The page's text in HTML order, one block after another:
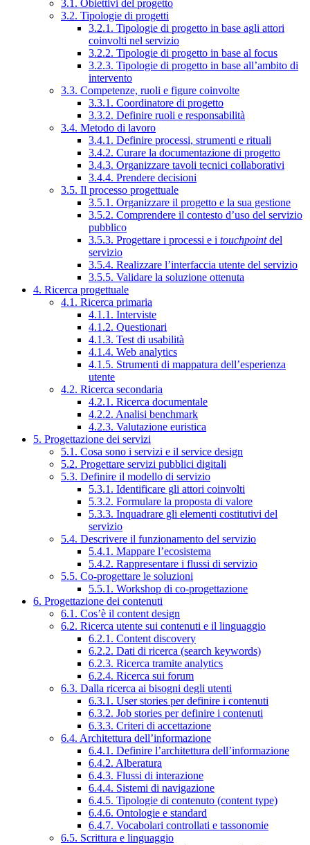
3.1. Obiettivi del progetto
3.2. Tipologie di progetti
3.2.1. Tipologie di progetto in base agli attori
coinvolti nel servizio
3.2.2. Tipologie di progetto in base al focus
3.2.3. Tipologie di progetto in base all’ambito di
intervento
3.3. Competenze, ruoli e figure coinvolte
3.3.1. Coordinatore di progetto
3.3.2. Definire ruoli e responsabilità
3.4. Metodo di lavoro
3.4.1. Definire processi, strumenti e rituali
3.4.2. Curare la documentazione di progetto
3.4.3. Organizzare tavoli tecnici collaborativi
3.4.4. Prendere decisioni
3.5. Il processo progettuale
3.5.1. Organizzare il progetto e la sua gestione
3.5.2. Comprendere il contesto d’uso del servizio
pubblico
3.5.3. Progettare i processi e i touchpointdel
servizio
3.5.4. Realizzare l’interfaccia utente del servizio
3.5.5. Validare la soluzione ottenuta
4. Ricerca progettuale
4.1. Ricerca primaria
4.1.1. Interviste
4.1.2. Questionari
4.1.3. Test di usabilità
4.1.4. Web analytics
4.1.5. Strumenti di mappatura dell’esperienza
utente
4.2. Ricerca secondaria
4.2.1. Ricerca documentale
4.2.2. Analisi benchmark
4.2.3. Valutazione euristica
5. Progettazione dei servizi
5.1. Cosa sono i servizi e il service design
5.2. Progettare servizi pubblici digitali
5.3. Definire il modello di servizio
5.3.1. Identificare gli attori coinvolti
5.3.2. Formulare la proposta di valore
5.3.3. Inquadrare gli elementi costitutivi del
servizio
5.4. Descrivere il funzionamento del servizio
5.4.1. Mappare l’ecosistema
5.4.2. Rappresentare i flussi di servizio
5.5. Co-progettare le soluzioni
5.5.1. Workshop di co-progettazione
6. Progettazione dei contenuti
6.1. Cos’è il content design
6.2. Ricerca utente sui contenuti e il linguaggio
6.2.1. Content discovery
6.2.2. Dati di ricerca (search keywords)
6.2.3. Ricerca tramite analytics
6.2.4. Ricerca sui forum
6.3. Dalla ricerca ai bisogni degli utenti
6.3.1. User stories per definire i contenuti
6.3.2. Job stories per definire i contenuti
6.3.3. Criteri di accettazione
6.4. Architettura dell’informazione
6.4.1. Definire l’architettura dell’informazione
6.4.2. Alberatura
6.4.3. Flussi di interazione
6.4.4. Sistemi di navigazione
6.4.5. Tipologie di contenuto (content type)
6.4.6. Ontologie e standard
6.4.7. Vocabolari controllati e tassonomie
6.5. Scrittura e linguaggio